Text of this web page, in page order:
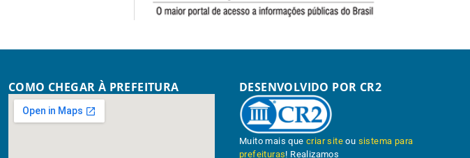
COMO CHEGAR À PREFEITURA DESENVOLVIDO POR CR2
Muito mais quecriar site ou sistema para
prefeituras! Realizamos